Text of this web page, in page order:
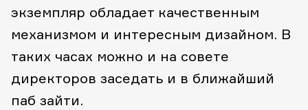
экземпляр обладает качественным
механизмом и интересным дизайном. В
таких часах можно и на совете
директоров заседать и в ближайший
паб зайти.